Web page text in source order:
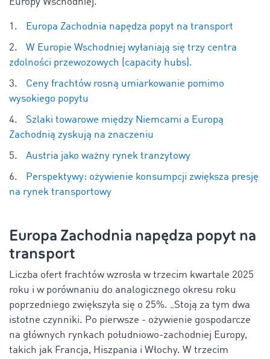
Europa Zachodnia napędza popyt na transport
W Europie Wschodniej wyłaniają się trzy centra
zdolności przewozowych (capacity hubs).
Ceny frachtów rosną umiarkowanie pomimo
wysokiego popytu
Szlaki towarowe między Niemcami a Europą
Zachodnią zyskują na znaczeniu
Austria jako ważny rynek tranzytowy
Perspektywy: ożywienie konsumpcji zwiększa presję
na rynek transportowy
Europa Zachodnia napędza popyt na
transport
Liczba ofert frachtów wzrosła w trzecim kwartale 2025
roku i w porównaniu do analogicznego okresu roku
poprzedniego zwiększyła się o 25%. „Stoją za tym dwa
istotne czynniki. Po pierwsze - ożywienie gospodarcze
na głównych rynkach południowo-zachodniej Europy,
takich jak Francja, Hiszpania i Włochy. W trzecim